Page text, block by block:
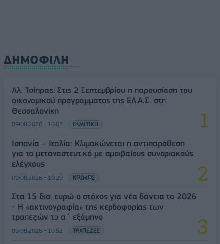
ΔΗΜΟΦΙΛΗ
Αλ. Τσίπρας: Στις 2 Σεπτεμβρίου η παρουσίαση του
οικονομικού προγράμματος της ΕΛ.Α.Σ. στη
Θεσσαλονίκη
09/08/2026 - 10:03 ΠΟΛΙΤΙΚΗ
Ισπανία – Ιταλία: Κλιμακώνεται η αντιπαράθεση
για το μεταναστευτικό με αμοιβαίους συνοριακούς
ελέγχους
09/08/2026 - 10:29 ΚΟΣΜΟΣ
Στα 15 δισ. ευρώ ο στόχος για νέα δάνεια το 2026
- Η «ακτινογραφία» της κερδοφορίας των
τραπεζών το α΄ εξάμηνο
09/08/2026 - 10:52 ΤΡΑΠΕΖΕΣ